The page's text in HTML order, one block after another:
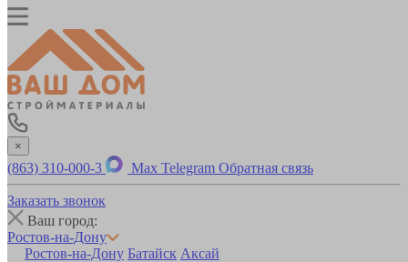
×
(863) 310-000-3 Max Telegram Обратная связь
Заказать звонок
Ваш город:
Ростов-на-Дону
Ростов-на-Дону Батайск Аксай